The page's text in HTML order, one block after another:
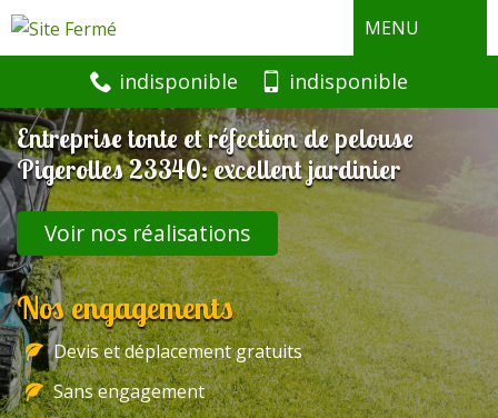
MENU
indisponible indisponible
Entreprise tonte et réfection de pelouse
Pigerolles 23340: excellent jardinier
Voir nos réalisations
Nos engagements
Devis et déplacement gratuits
Sans engagement